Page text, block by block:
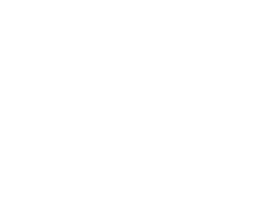
this guide helps you find the right fishing spot and strategy
codes, which makes it easy to dive into a world of exciting